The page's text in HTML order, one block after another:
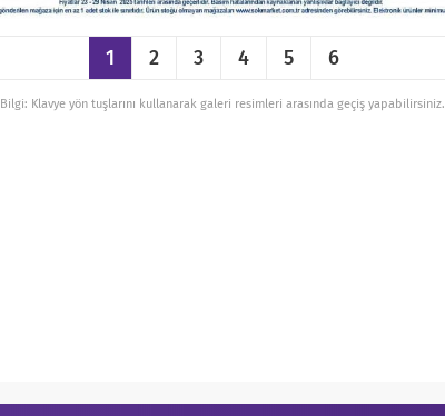
1 2 3 4 5 6
Bilgi: Klavye yön tuşlarını kullanarak galeri resimleri arasında geçiş yapabilirsiniz.